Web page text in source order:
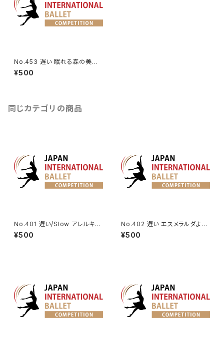
No.453 遅い 眠れる森の美女
第3幕よりリラの精のVa.
¥500
同じカテゴリの商品
No.401 遅い/Slow アレルキナ
ーダよりコロンビーヌのVa. | H
arlequinade Variation
¥500
No.402 遅い エスメラルダより
Va.(タンバリン)
¥500